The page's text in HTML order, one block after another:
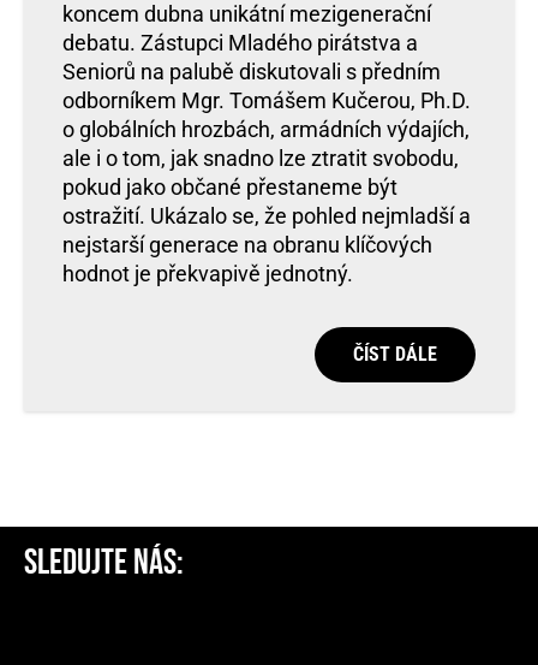
koncem dubna unikátní mezigenerační
debatu. Zástupci Mladého pirátstva a
Seniorů na palubě diskutovali s předním
odborníkem Mgr. Tomášem Kučerou, Ph.D.
o globálních hrozbách, armádních výdajích,
ale i o tom, jak snadno lze ztratit svobodu,
pokud jako občané přestaneme být
ostražití. Ukázalo se, že pohled nejmladší a
nejstarší generace na obranu klíčových
hodnot je překvapivě jednotný.
ČÍST DÁLE
SLEDUJTE NÁS: